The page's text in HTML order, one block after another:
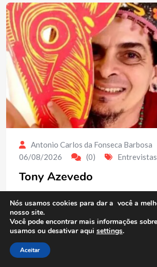
Antonio Carlos da Fonseca Barbosa
06/08/2026
(0) Entrevistas
Tony Azevedo
cultura popular brasileira por meio da
pesquisa e da tradição com mais de
dedicação à cultura popular brasileira, o
compositor, pesquisador e produtor
Azevedo construiu uma…
Nós usamos cookies para dar a você a
nosso site.
Você pode encontrar mais informações
usamos ou desativar aqui settings.
Aceitar